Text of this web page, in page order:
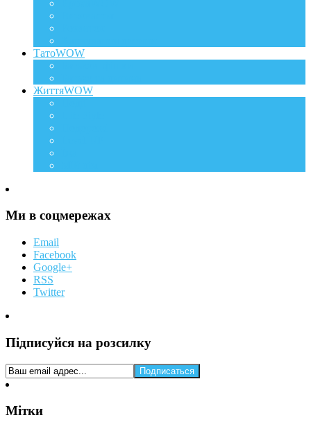
ТатоWOW
ЖиттяWOW
Ми в соцмережах
Email
Facebook
Google+
RSS
Twitter
Підписуйся на розсилку
Мітки